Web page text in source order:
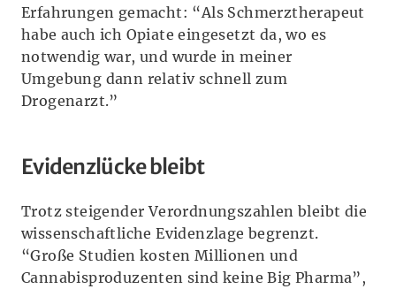
Erfahrungen gemacht: “Als Schmerztherapeut
habe auch ich Opiate eingesetzt da, wo es
notwendig war, und wurde in meiner
Umgebung dann relativ schnell zum
Drogenarzt.”
Evidenzlücke bleibt
Trotz steigender Verordnungszahlen bleibt die
wissenschaftliche Evidenzlage begrenzt.
“Große Studien kosten Millionen und
Cannabisproduzenten sind keine Big Pharma”,